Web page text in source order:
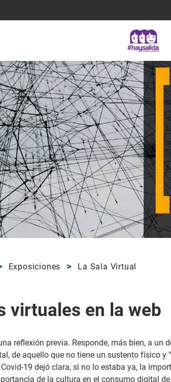
Exposiciones La Sala Virtual
virtuales en la web
reflexión previa. Responde, más bien, a un
de aquello que no tiene un sustento físico y
19 dejó clara, si no lo estaba ya, la
de la cultura en el consumo digital